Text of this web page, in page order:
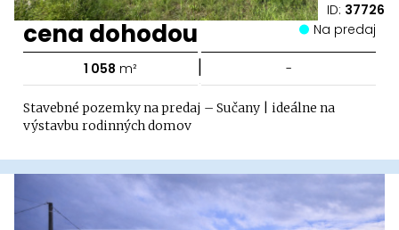
ID: 37726
cena dohodou Na predaj
1 058 m² | -
Stavebné pozemky na predaj – Sučany | ideálne na
výstavbu rodinných domov